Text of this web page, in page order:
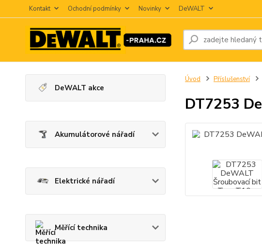
Kontakt Ochodní podmínky Novinky DeWALT
DeWALT akce
Akumulátorové nářadí
Elektrické nářadí
Měřící technika
Úvod Příslušenství
DT7253